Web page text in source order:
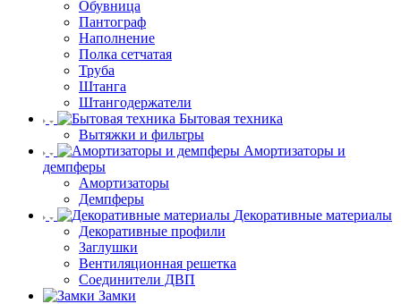
Обувница
Пантограф
Наполнение
Полка сетчатая
Труба
Штанга
Штангодержатели
Бытовая техника
Вытяжки и фильтры
Амортизаторы и
демпферы
Амортизаторы
Демпферы
Декоративные материалы
Декоративные профили
Заглушки
Вентиляционная решетка
Соединители ДВП
Замки